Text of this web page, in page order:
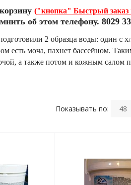
("кнопка" Быстрый заказ
об этом телефону. 8029
2 образца воды: один с
есть моча, пахнет бассейном.
а также потом и кожным салом
Показывать по: 48